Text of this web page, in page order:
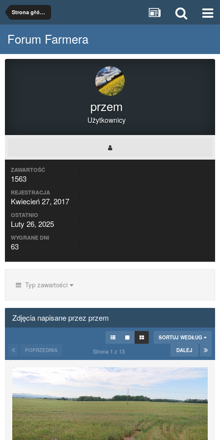
Strona główna
Forum Farmera
przem
Użytkownicy
ZAWARTOŚĆ
1563
REJESTRACJA
Kwiecień 27, 2017
OSTATNIO
Luty 26, 2025
WYGRANE DNI
63
Typ zawartości
Zdjęcia napisane przez przem
SORTUJ WEDŁUG
POPRZEDNIA
DALEJ
Strona 1 z 13